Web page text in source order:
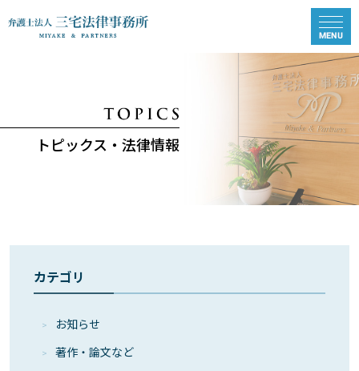
トピックス・法律情報
カテゴリ
お知らせ
著作・論⽂など